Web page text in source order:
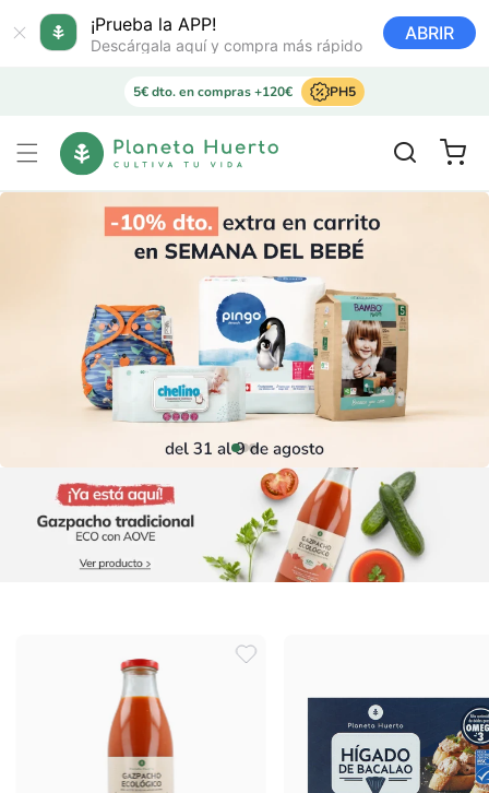
¡Prueba la APP!
Descárgala aquí y compra más rápido
ABRIR
directamente
al contenido
5€ dto. en compras +120€ PH5
Carrito
Kombucha ECO Frutos
Planeta Huerto 330 ml